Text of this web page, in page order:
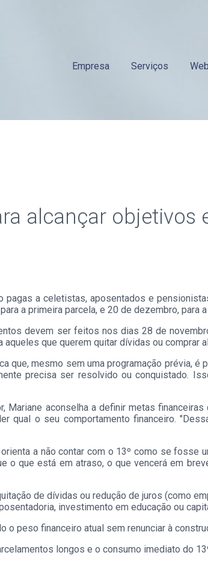
Empresa Serviços
alcançar objetivos
a celetistas, aposentados e
a primeira parcela, e 20 de dezembro, para
devem ser feitos nos dias 28 de
que querem quitar dívidas ou comprar
que, mesmo sem uma programação prévia,
precisa ser resolvido ou conquistado.
Mariane aconselha a definir metas
qual o seu comportamento financeiro.
a não contar com o 13º como se fosse
o que está em atraso, o que vencerá em
de dívidas ou redução de juros (como
investimento em educação ou
peso financeiro atual sem renunciar à
longos e o consumo imediato do